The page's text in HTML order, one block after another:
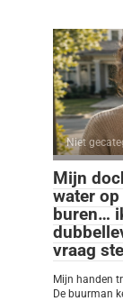
Niet
Mijn
water
buren…
vraag
Mijn handen
De buurman